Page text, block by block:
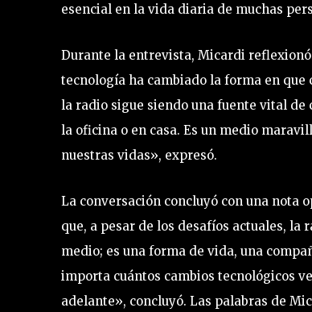
esencial en la vida diaria de muchas
Durante la entrevista, Micardi
tecnología ha cambiado la forma en
la radio sigue siendo una fuente vital de
la oficina o en casa. Es un medio
nuestras vidas», expresó.
La conversación concluyó con una nota
que, a pesar de los desafíos actuales,
medio; es una forma de vida, una
importa cuántos cambios tecnológicos
adelante», concluyó. Las palabras de